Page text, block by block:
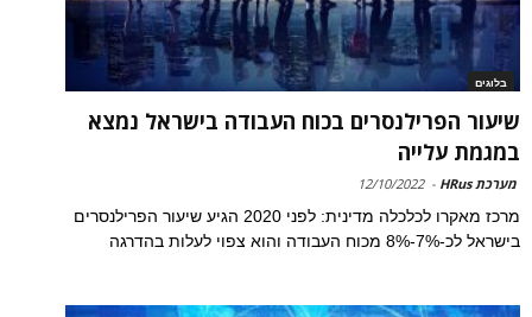
בלוגים
שיעור הפרילנסרים בכוח העבודה בישראל נמצא
במגמת עלייה
מערכת HRus -
12/10/2022
מרכז מאקרו לכלכלה מדינית: לפני 2020 הגיע שיעור הפרילנסרים
בישראל לכ-7%-8% מכוח העבודה והוא צפוי לעלות בהדרגה